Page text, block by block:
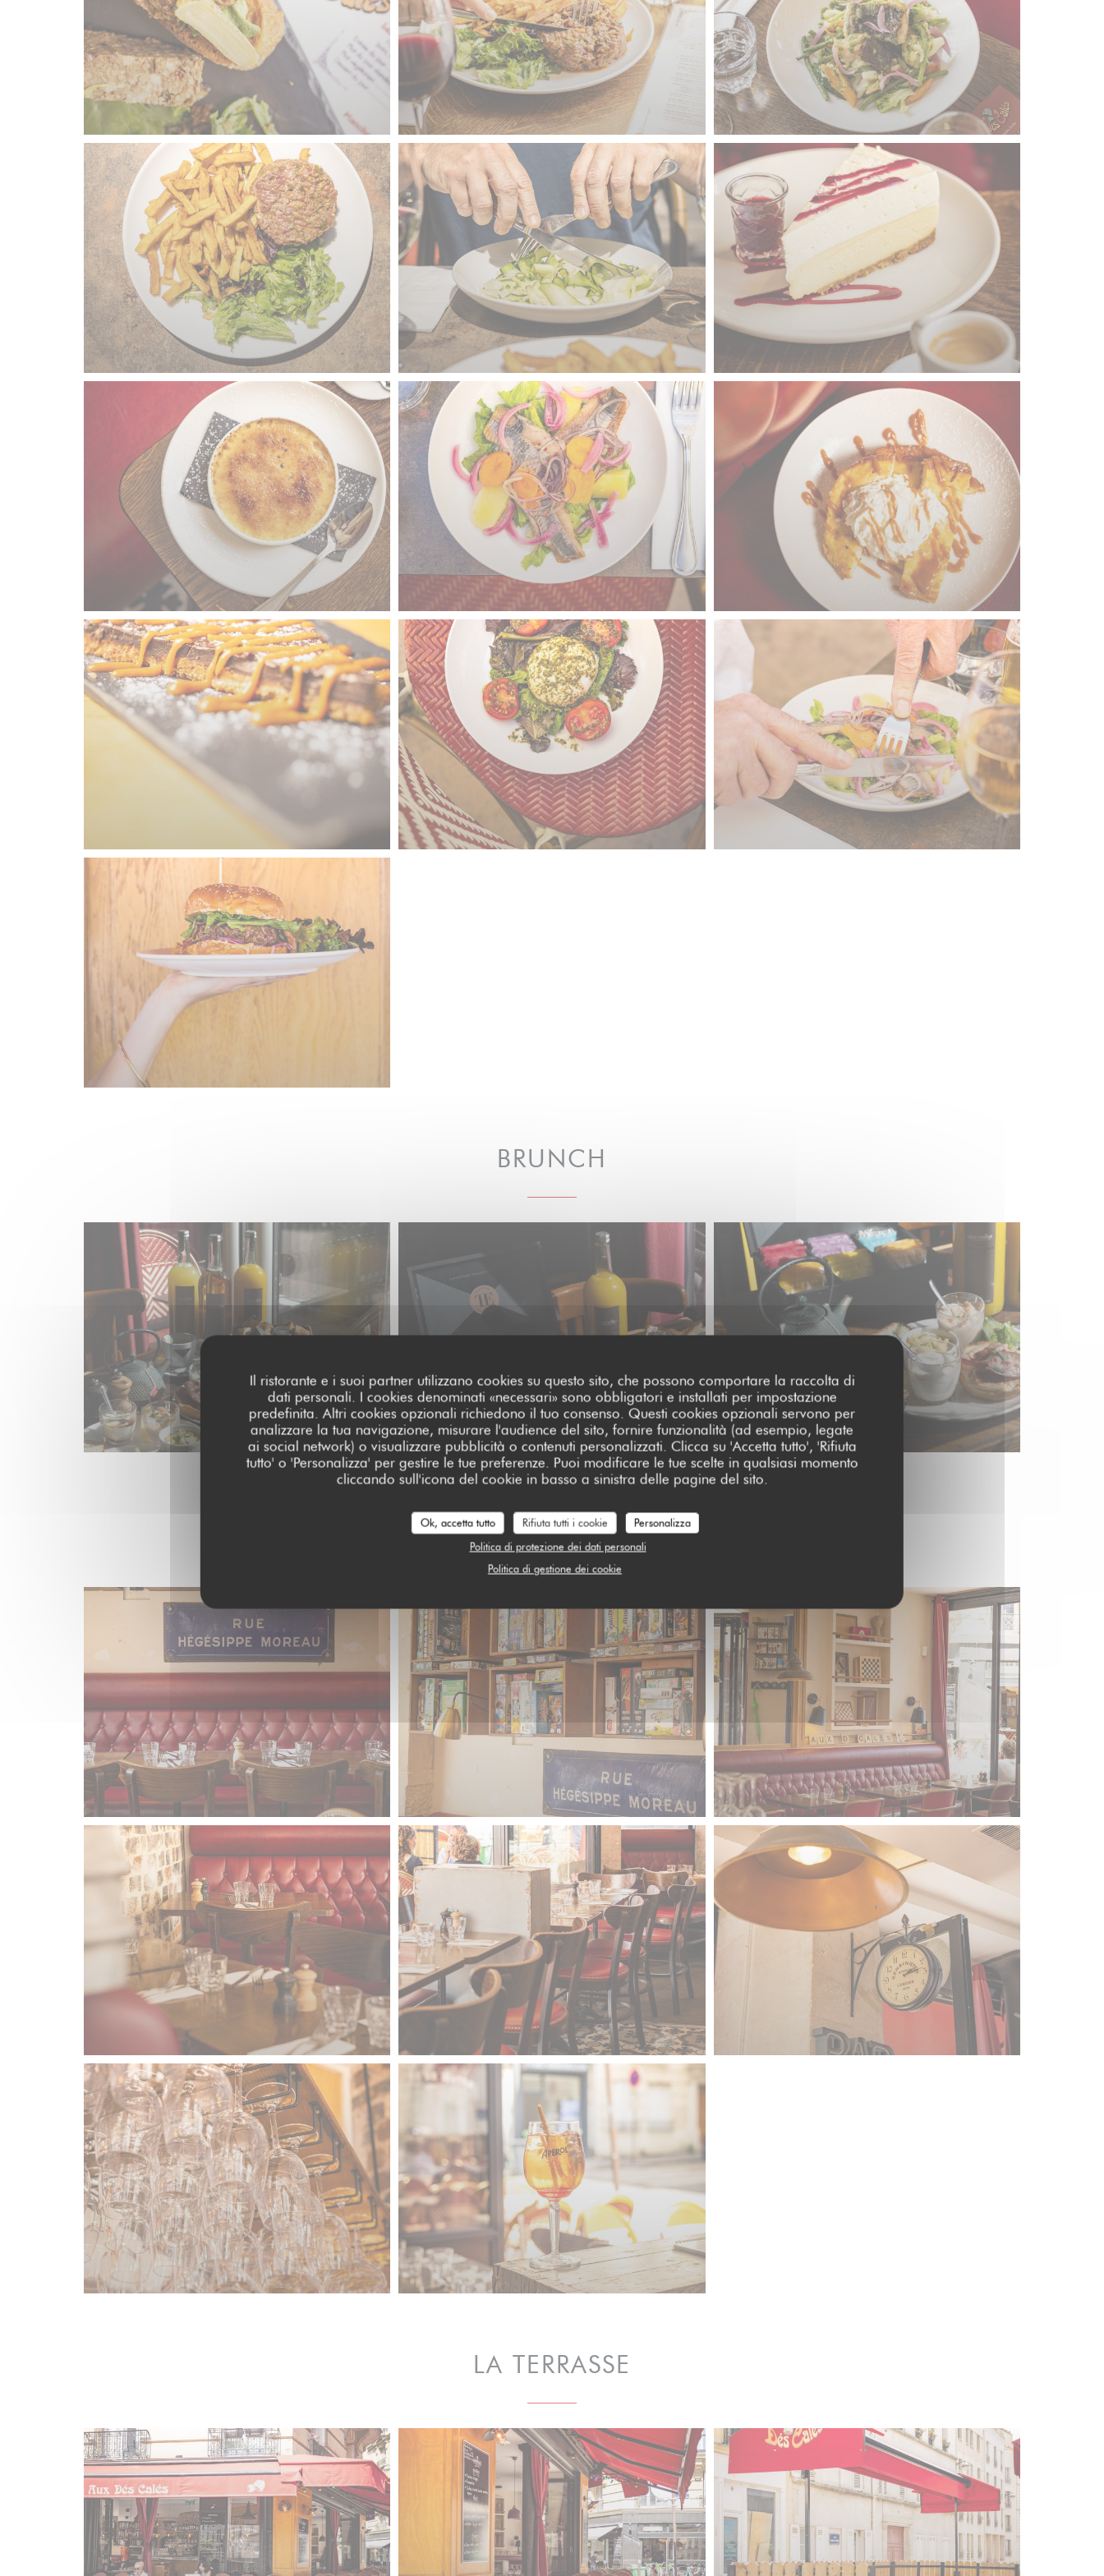
Il ristorante e i suoi partner utilizzano cookies su questo sito, che possono comportare la raccolta di
dati personali. I cookies denominati «necessari» sono obbligatori e installati per impostazione
predefinita. Altri cookies opzionali richiedono il tuo consenso. Questi cookies opzionali servono per
analizzare la tua navigazione, misurare l'audience del sito, fornire funzionalità (ad esempio, legate
ai social network) o visualizzare pubblicità o contenuti personalizzati. Clicca su 'Accetta tutto', 'Rifiuta
tutto' o 'Personalizza' per gestire le tue preferenze. Puoi modificare le tue scelte in qualsiasi momento
cliccando sull'icona del cookie in basso a sinistra delle pagine del sito.
Ok, accetta tutto Rifiuta tutti i cookie
Personalizza
Politica di protezione dei dati personali
Politica di gestione dei cookie
BRUNCH
L'INTÉRIEUR
LA TERRASSE